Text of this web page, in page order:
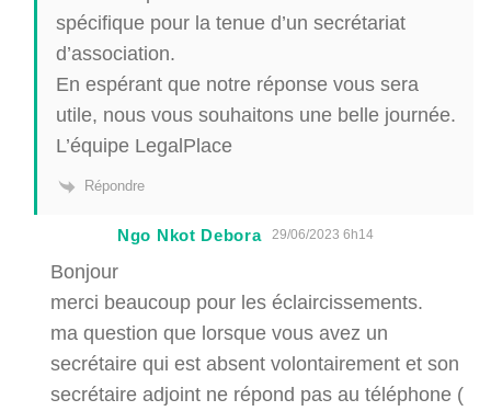
spécifique pour la tenue d’un secrétariat
d’association.
En espérant que notre réponse vous sera
utile, nous vous souhaitons une belle journée.
L’équipe LegalPlace
Répondre
Ngo Nkot Debora 29/06/2023 6h14
Bonjour
merci beaucoup pour les éclaircissements.
ma question que lorsque vous avez un
secrétaire qui est absent volontairement et son
secrétaire adjoint ne répond pas au téléphone (